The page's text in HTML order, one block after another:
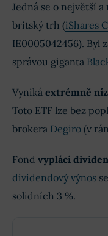
Jedná se o největší
britský trh (iShares
IE0005042456). Byl
správou giganta
Vyniká extrémně
Toto ETF lze bez
brokera Degiro (v
Fond vyplácí
dividendový výnos
solidních 3 %.